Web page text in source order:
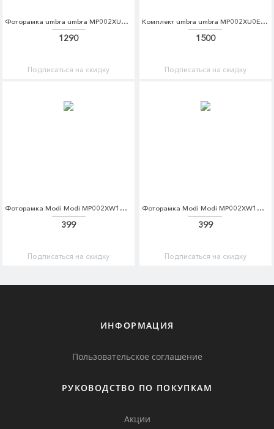
Фоторамка umbra umbra MP002XU0E7ZN
1290
Подписаться на скидку
Комплект umbra umbra MP002XU0E7ZP
1500
Подписаться на скидку
Фоторамка Modi Modi MP002XW1HLJB
399
Подписаться на скидку
Фоторамка Modi Modi MP002XW1HLJD
399
Подписаться на скидку
ИНФОРМАЦИЯ
Пользовательское соглашение
РУКОВОДСТВО ПО ПОКУПКАМ
Акции